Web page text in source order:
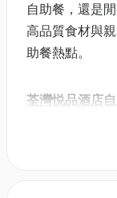
自助餐，還是
高品質食材與
助餐熱點。
荃灣悦品酒店
⏰快閃日期：